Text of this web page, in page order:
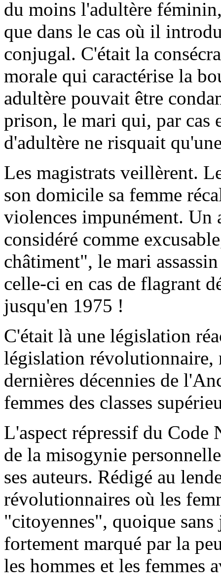
du moins l'adultère
que dans le cas où il
conjugal. C'était la
morale qui caractérise la
adultère pouvait être
prison, le mari qui, par cas
d'adultère ne risquait
Les magistrats veillèrent.
son domicile sa femme
violences impunément. Un
considéré comme
châtiment", le mari
celle-ci en cas de flagrant
jusqu'en 1975 !
C'était là une législation
législation révolutionnaire,
dernières décennies de
femmes des classes
L'aspect répressif du Code
de la misogynie
ses auteurs. Rédigé au
révolutionnaires où les
"citoyennes", quoique
fortement marqué par la
les hommes et les femmes